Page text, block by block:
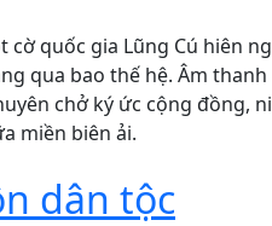
cờ quốc gia Lũng Cú hiên
qua bao thế hệ. Âm
chở ký ức cộng đồng,
miền biên ải.
dân tộc